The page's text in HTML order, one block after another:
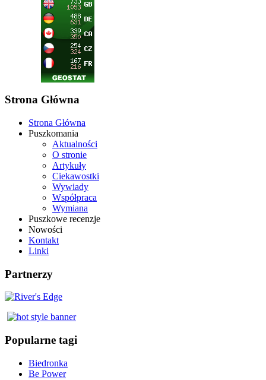
Strona Główna
Strona Główna
Puszkomania
Aktualności
O stronie
Artykuły
Ciekawostki
Wywiady
Współpraca
Wymiana
Puszkowe recenzje
Nowości
Kontakt
Linki
Partnerzy
Popularne tagi
Biedronka
Be Power